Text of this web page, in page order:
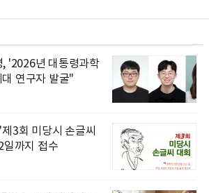
'2026년 대통령과학
연구자 발굴"
3회 미당시 손글씨
까지 접수